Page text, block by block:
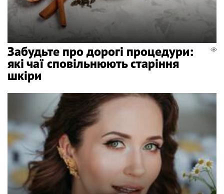
Забудьте про дорогі процедури:
які чаї сповільнюють старіння
шкіри